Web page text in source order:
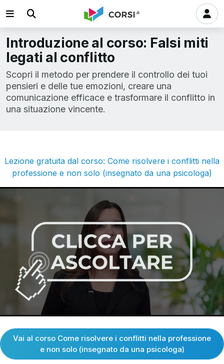
Introduzione al corso: Falsi miti
legati al conflitto
Scopri il metodo per prendere il controllo dei tuoi
pensieri e delle tue emozioni, creare una
comunicazione efficace e trasformare il conflitto in
una situazione vincente.
Lezione gratuita dal corso: Come risolvere i conflitti nella
professione e non solo (insegnato da una psicologa)
Vai al corso Come risolvere i conflitti nella professione
e non solo (insegnato da una psicologa)